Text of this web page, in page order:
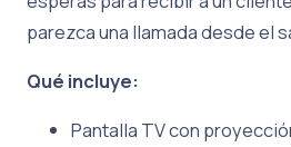
parezca una llamada desde el
Qué incluye:
Pantalla TV con